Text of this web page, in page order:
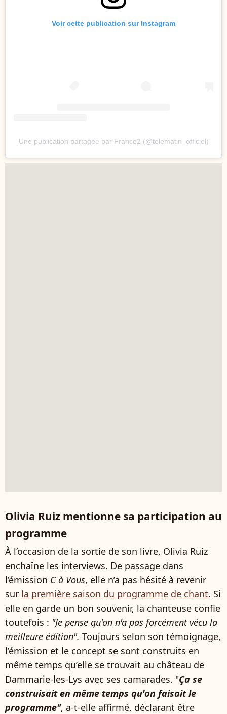
Voir cette publication sur Instagram
Une publication partagée par France2 (@telematin_officiel)
Olivia Ruiz mentionne sa participation au
programme
À l’occasion de la sortie de son livre, Olivia Ruiz
enchaîne les interviews. De passage dans
l’émission C à Vous, elle n’a pas hésité à revenir
sur la première saison du programme de chant. Si
elle en garde un bon souvenir, la chanteuse confie
toutefois : "Je pense qu'on n'a pas forcément vécu la
meilleure édition". Toujours selon son témoignage,
l’émission et le concept se sont construits en
même temps qu’elle se trouvait au château de
Dammarie-les-Lys avec ses camarades. "Ça se
construisait en même temps qu'on faisait le
programme", a-t-elle affirmé, déclarant être